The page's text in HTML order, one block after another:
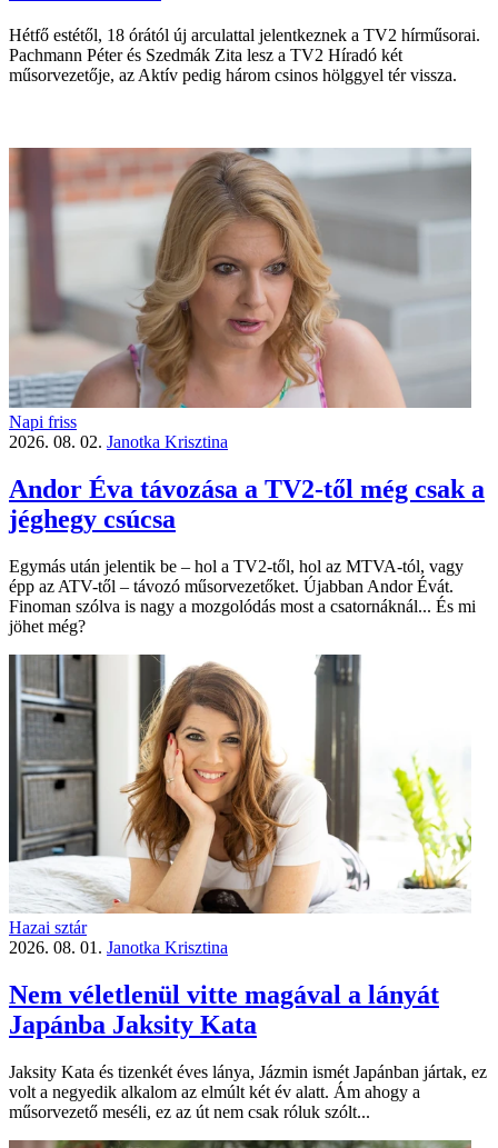
Hétfő estétől, 18 órától új arculattal jelentkeznek a TV2 hírműsorai.
Pachmann Péter és Szedmák Zita lesz a TV2 Híradó két
műsorvezetője, az Aktív pedig három csinos hölggyel tér vissza.
Napi friss
2026. 08. 02. Janotka Krisztina
Andor Éva távozása a TV2-től még csak a
jéghegy csúcsa
Egymás után jelentik be – hol a TV2-től, hol az MTVA-tól, vagy
épp az ATV-től – távozó műsorvezetőket. Újabban Andor Évát.
Finoman szólva is nagy a mozgolódás most a csatornáknál... És mi
jöhet még?
Hazai sztár
2026. 08. 01. Janotka Krisztina
Nem véletlenül vitte magával a lányát
Japánba Jaksity Kata
Jaksity Kata és tizenkét éves lánya, Jázmin ismét Japánban jártak, ez
volt a negyedik alkalom az elmúlt két év alatt. Ám ahogy a
műsorvezető meséli, ez az út nem csak róluk szólt...